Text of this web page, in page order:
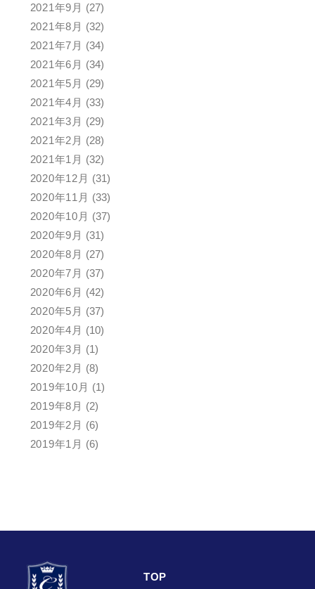
2021年9月 (27)
2021年8月 (32)
2021年7月 (34)
2021年6月 (34)
2021年5月 (29)
2021年4月 (33)
2021年3月 (29)
2021年2月 (28)
2021年1月 (32)
2020年12月 (31)
2020年11月 (33)
2020年10月 (37)
2020年9月 (31)
2020年8月 (27)
2020年7月 (37)
2020年6月 (42)
2020年5月 (37)
2020年4月 (10)
2020年3月 (1)
2020年2月 (8)
2019年10月 (1)
2019年8月 (2)
2019年2月 (6)
2019年1月 (6)
TOP